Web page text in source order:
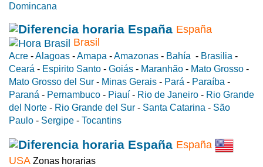
Domincana
España
Brasil
Acre -Alagoas -Amapa -Amazonas - Bahía - Brasilia -
Ceará - Espirito Santo - Goiás - Maranhão - Mato Grosso -
Mato Grosso del Sur - Minas Gerais - Pará - Paraíba -
Paraná - Pernambuco - Piauí - Rio de Janeiro - Rio Grande
del Norte - Rio Grande del Sur - Santa Catarina - São
Paulo - Sergipe - Tocantins
España
USA Zonas horarias